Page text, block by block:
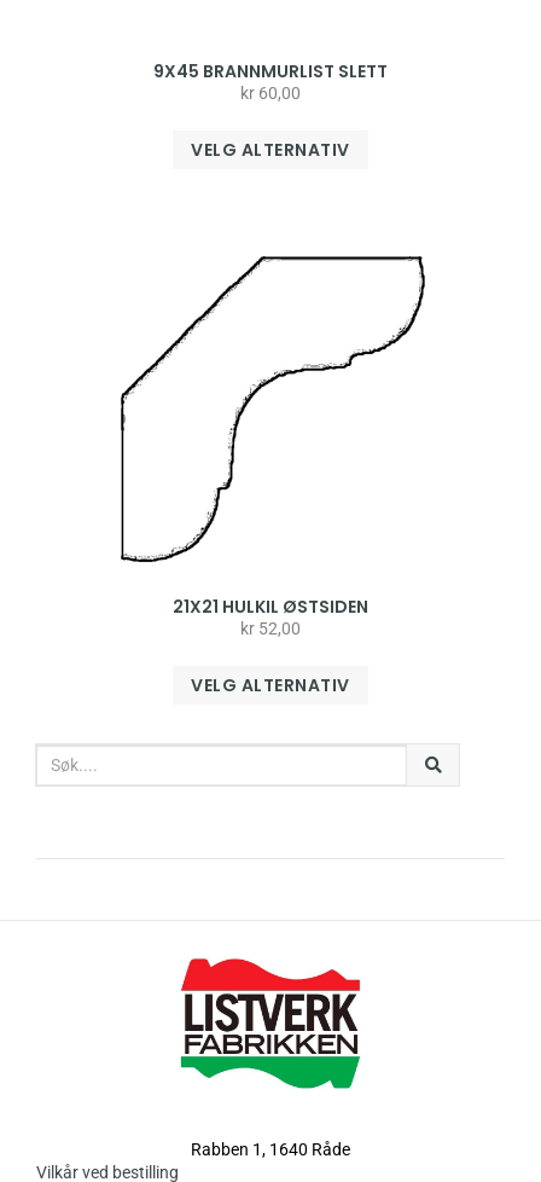
9X45 BRANNMURLIST SLETT
kr 60,00
VELG ALTERNATIV
21X21 HULKIL ØSTSIDEN
kr 52,00
VELG ALTERNATIV
Rabben 1, 1640 Råde
Vilkår ved bestilling